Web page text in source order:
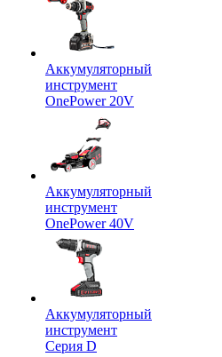
Аккумуляторный
инструмент
OnePower 20V
Аккумуляторный
инструмент
OnePower 40V
Аккумуляторный
инструмент
Серия D